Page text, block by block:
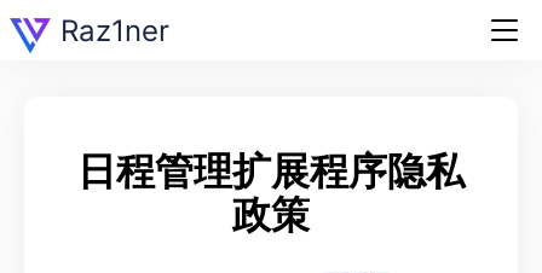
Raz1ner
日程管理扩展程序隐私
政策